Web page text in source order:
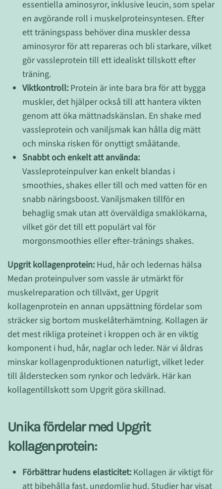
essentiella aminosyror, inklusive leucin, som spelar
en avgörande roll i muskelproteinsyntesen. Efter
ett träningspass behöver dina muskler dessa
aminosyror för att repareras och bli starkare, vilket
gör vassleprotein till ett idealiskt tillskott efter
träning.
Viktkontroll: Protein är inte bara bra för att bygga
muskler, det hjälper också till att hantera vikten
genom att öka mättnadskänslan. En shake med
vassleprotein och vaniljsmak kan hålla dig mätt
och minska risken för onyttigt småätande.
Snabbt och enkelt att använda:
Vassleproteinpulver kan enkelt blandas i
smoothies, shakes eller till och med vatten för en
snabb näringsboost. Vaniljsmaken tillför en
behaglig smak utan att överväldiga smaklökarna,
vilket gör det till ett populärt val för
morgonsmoothies eller efter-tränings shakes.
Upgrit kollagenprotein: Hud, hår och ledernas hälsa
Medan proteinpulver som vassle är utmärkt för
muskelreparation och tillväxt, ger Upgrit
kollagenprotein en annan uppsättning fördelar som
sträcker sig bortom muskelåterhämtning. Kollagen är
det mest rikliga proteinet i kroppen och är en viktig
komponent i hud, hår, naglar och leder. När vi åldras
minskar kollagenproduktionen naturligt, vilket leder
till ålderstecken som rynkor och ledvärk. Här kan
kollagentillskott som Upgrit göra skillnad.
Unika fördelar med Upgrit
kollagenprotein:
Förbättrar hudens elasticitet: Kollagen är viktigt för
att bibehålla fast, ungdomlig hud. Studier har visat